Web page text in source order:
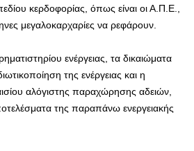
κερδοφορίας, όπως είναι οι Α.Π.Ε.,
μεγαλοκαρχαρίες να ρεφάρουν.
ενέργειας, τα δικαιώματα
της ενέργειας και η
αλόγιστης παραχώρησης αδειών,
της παραπάνω ενεργειακής